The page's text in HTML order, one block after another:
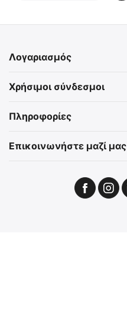
Λογαριασμός
Χρήσιμοι σύνδεσμοι
Πληροφορίες
Επικοινωνήστε μαζί μας